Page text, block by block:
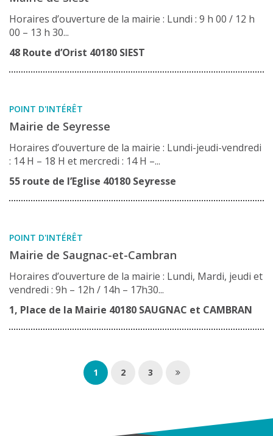
Horaires d’ouverture de la mairie : Lundi : 9 h 00 / 12 h
00 – 13 h 30...
48 Route d’Orist 40180 SIEST
POINT D'INTÉRÊT
Mairie de Seyresse
Horaires d’ouverture de la mairie : Lundi-jeudi-vendredi
: 14 H – 18 H et mercredi : 14 H –...
55 route de l’Eglise 40180 Seyresse
POINT D'INTÉRÊT
Mairie de Saugnac-et-Cambran
Horaires d’ouverture de la mairie : Lundi, Mardi, jeudi et
vendredi : 9h – 12h / 14h – 17h30...
1, Place de la Mairie 40180 SAUGNAC et CAMBRAN
1 2 3